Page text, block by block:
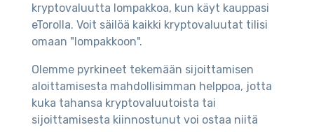
kryptovaluutta lompakkoa, kun käyt kauppasi
eTorolla. Voit säilöä kaikki kryptovaluutat tilisi
omaan "lompakkoon".
Olemme pyrkineet tekemään sijoittamisen
aloittamisesta mahdollisimman helppoa, jotta
kuka tahansa kryptovaluutoista tai
sijoittamisesta kiinnostunut voi ostaa niitä